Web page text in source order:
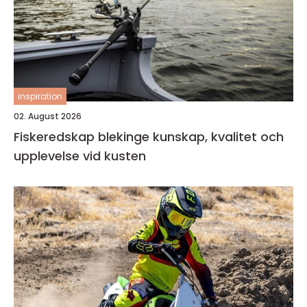
inspiration
02. August 2026
Fiskeredskap blekinge kunskap, kvalitet och
upplevelse vid kusten